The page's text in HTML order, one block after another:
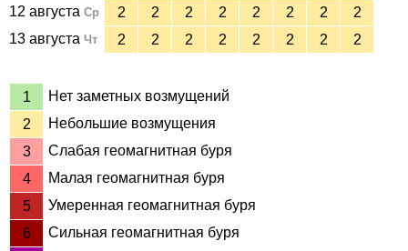
12 августа Ср 2 2 2 2 2 2 2
2
13 августа Чт 2 2 2 2 2 2 2 2
1
Нет заметных возмущений
2
Небольшие возмущения
3
Слабая геомагнитная буря
4
Малая геомагнитная буря
5
Умеренная геомагнитная буря
6
Сильная геомагнитная буря